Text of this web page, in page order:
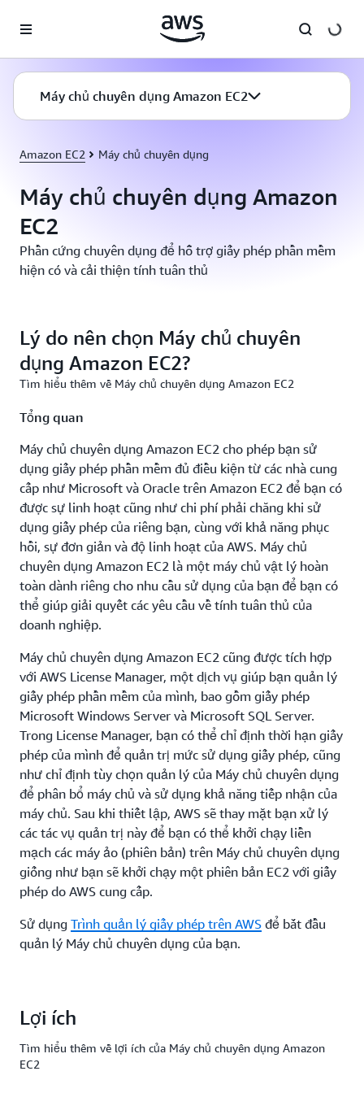
Máy chủ chuyên dụng Amazon EC2
Amazon EC2 Máy chủ chuyên dụng
Máy chủ chuyên dụng Amazon
EC2
Phần cứng chuyên dụng để hỗ trợ giấy phép phần mềm
hiện có và cải thiện tính tuân thủ
Lý do nên chọn Máy chủ chuyên
dụng Amazon EC2?
Tìm hiểu thêm về Máy chủ chuyên dụng Amazon EC2
Tổng quan
Máy chủ chuyên dụng Amazon EC2 cho phép bạn sử
dụng giấy phép phần mềm đủ điều kiện từ các nhà cung
cấp như Microsoft và Oracle trên Amazon EC2 để bạn có
được sự linh hoạt cũng như chi phí phải chăng khi sử
dụng giấy phép của riêng bạn, cùng với khả năng phục
hồi, sự đơn giản và độ linh hoạt của AWS. Máy chủ
chuyên dụng Amazon EC2 là một máy chủ vật lý hoàn
toàn dành riêng cho nhu cầu sử dụng của bạn để bạn có
thể giúp giải quyết các yêu cầu về tính tuân thủ của
doanh nghiệp.
Máy chủ chuyên dụng Amazon EC2 cũng được tích hợp
với AWS License Manager, một dịch vụ giúp bạn quản lý
giấy phép phần mềm của mình, bao gồm giấy phép
Microsoft Windows Server và Microsoft SQL Server.
Trong License Manager, bạn có thể chỉ định thời hạn giấy
phép của mình để quản trị mức sử dụng giấy phép, cũng
như chỉ định tùy chọn quản lý của Máy chủ chuyên dụng
để phân bổ máy chủ và sử dụng khả năng tiếp nhận của
máy chủ. Sau khi thiết lập, AWS sẽ thay mặt bạn xử lý
các tác vụ quản trị này để bạn có thể khởi chạy liền
mạch các máy ảo (phiên bản) trên Máy chủ chuyên dụng
giống như bạn sẽ khởi chạy một phiên bản EC2 với giấy
phép do AWS cung cấp.
Sử dụng Trình quản lý giấy phép trên AWS để bắt đầu
quản lý Máy chủ chuyên dụng của bạn.
Lợi ích
Tìm hiểu thêm về lợi ích của Máy chủ chuyên dụng Amazon
EC2